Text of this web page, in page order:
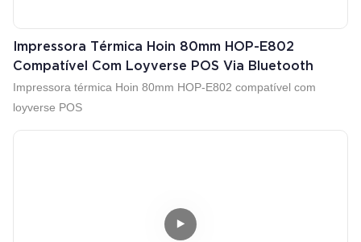
Impressora Térmica Hoin 80mm HOP-E802
Compatível Com Loyverse POS Via Bluetooth
Impressora térmica Hoin 80mm HOP-E802 compatível com
loyverse POS